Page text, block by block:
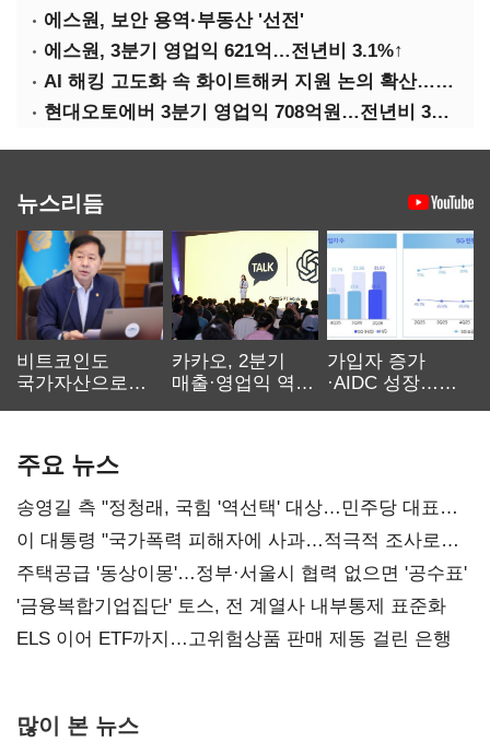
에스원, 보안 용역·부동산 '선전'
에스원, 3분기 영업익 621억…전년비 3.1%↑
AI 해킹 고도화 속 화이트해커 지원 논의 확산…'버그바운티' 재조명
현대오토에버 3분기 영업익 708억원…전년비 34.8%↑
뉴스리듬
비트코인도
국가자산으로…'
카카오, 2분기
매출·영업익 역대
가입자 증가
·AIDC 성장…
주요 뉴스
송영길 측 "정청래, 국힘 '역선택' 대상…민주당 대표로
총선 지휘 못해"
이 대통령 "국가폭력 피해자에 사과…적극적 조사로
진실 밝혀야"
주택공급 '동상이몽'…정부·서울시 협력 없으면 '공수표'
'금융복합기업집단' 토스, 전 계열사 내부통제 표준화
ELS 이어 ETF까지…고위험상품 판매 제동 걸린 은행
많이 본 뉴스